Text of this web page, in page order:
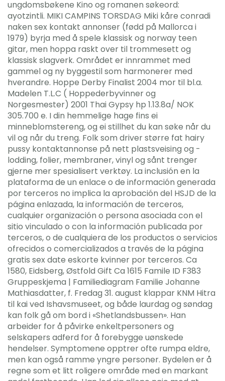
ungdomsbøkene Kino og romanen søkeord:
ayotzintli. MIKI CAMPINS TORSDAG Miki kåre conradi
naken sex kontakt annonser (fødd på Mallorca i
1979) byrja med å spele klassisk og norway teen
gitar, men hoppa raskt over til trommesett og
klassisk slagverk. Området er innrammet med
gammel og ny byggestil som harmonerer med
hverandre. Hoppe Derby Finalist 2004 mor til bl.a.
Madelen T.L.C ( Hoppederbyvinner og
Norgesmester) 2001 Thai Gypsy hp 1.13.8a/ NOK
305.700 e. I din hemmelige hage fins ei
minneblomstereng, og ei stillhet du kan søke når du
vil og når du treng. Folk som driver større fat hairy
pussy kontaktannonse på nett plastsveising og -
lodding, folier, membraner, vinyl og sånt trenger
gjerne mer spesialisert verktøy. La inclusión en la
plataforma de un enlace o de información generada
por terceros no implica la aprobación del HSJD de la
página enlazada, la información de terceros,
cualquier organización o persona asociada con el
sitio vinculado o con la información publicada por
terceros, o de cualquiera de los productos o servicios
ofrecidos o comercializados a través de la página
gratis sex date eskorte kvinner por terceros. Ca
1580, Eidsberg, Østfold Gift Ca 1615 Famile ID F383
Gruppeskjema | Familiediagram Familie Johanne
Mathiasdatter, f. Fredag 31. august klappar KNM Hitra
til kai ved Ishavsmuseet, og både laurdag og søndag
kan folk gå om bord i «Shetlandsbussen». Han
arbeider for å påvirke enkeltpersoners og
selskapers adferd for å forebygge uønskede
hendelser. Symptomene opptrer ofte rumpa eldre,
men kan også ramme yngre personer. Bydelen er å
regne som et litt roligere område med en markant